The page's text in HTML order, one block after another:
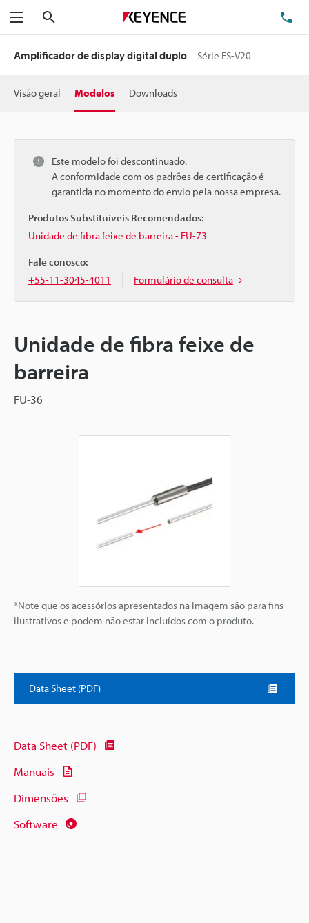
Menu
Amplificador de display digital duplo Série FS-V20
Visão geral Modelos Downloads
Este modelo foi descontinuado.
A conformidade com os padrões de certificação é
garantida no momento do envio pela nossa empresa.
Produtos Substituíveis Recomendados:
Unidade de fibra feixe de barreira - FU-73
Fale conosco:
+55-11-3045-4011
Formulário de consulta
Unidade de fibra feixe de
barreira
FU-36
*Note que os acessórios apresentados na imagem são para fins
ilustrativos e podem não estar incluídos com o produto.
Data Sheet (PDF)
Data Sheet (PDF)
Manuais
Dimensões
Software